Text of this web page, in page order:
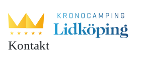
Kontakt